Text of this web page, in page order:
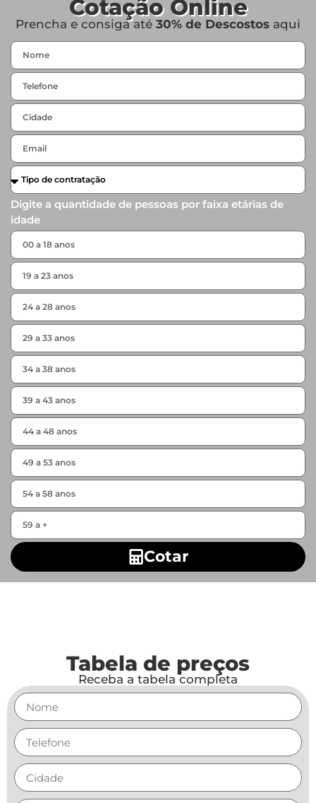
Cotação Online
Prencha e consiga até 30% de Descostos aqui
Digite a quantidade de pessoas por faixa etárias de
idade
Cotar
Tabela de preços
Receba a tabela completa